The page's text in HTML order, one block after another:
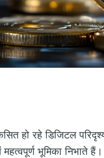
हो रहे डिजिटल
भूमिका निभाते